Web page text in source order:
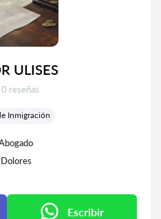
ULISES
Número de reseñas:
0 reseñas
Inmigración
Dolores
Escribir